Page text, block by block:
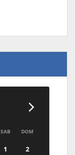
SAB DOM
1
2